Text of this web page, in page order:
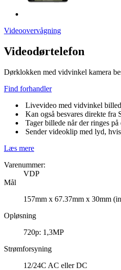
Videoovervågning
Videodørtelefon
Dørklokken med vidvinkel kamera
Find forhandler
Livevideo med vidvinkel
Kan også besvares direkte fra
Tager billede når der ringes
Sender videoklip med lyd,
Læs mere
Varenummer:
VDP
Mål
157mm x 67.37mm x 30mm
Opløsning
720p: 1,3MP
Strømforsyning
12/24C AC eller DC